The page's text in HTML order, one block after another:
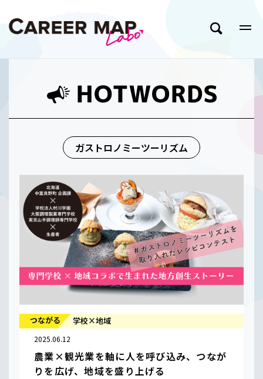
ガストロノミーツーリズム
つながる 学校×地域
2025.06.12
農業×観光業を軸に人を呼び込み、つなが
りを広げ、地域を盛り上げる